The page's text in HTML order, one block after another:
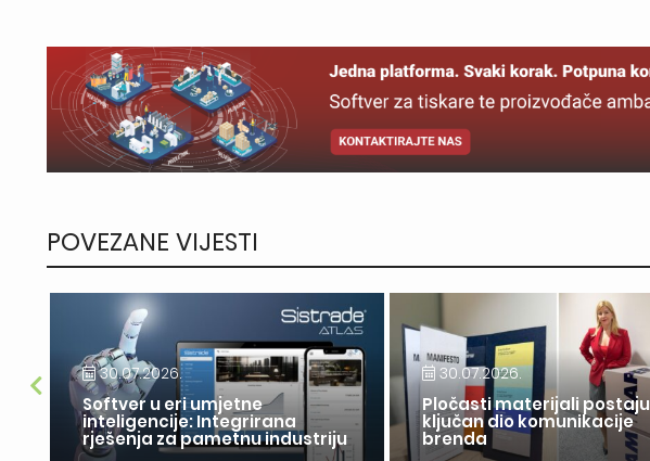
POVEZANE VIJESTI
30.07.2026.
Softver u eri umjetne
inteligencije: Integrirana
rješenja za pametnu industriju
30.07.2026.
Pločasti materijali postaju
ključan dio komunikacije
brenda